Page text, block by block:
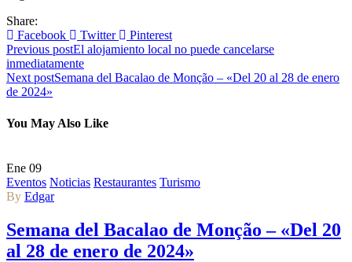
Share:
Facebook
Twitter Pinterest
Navegación
de
entradas
Previous postEl alojamiento local no puede cancelarse
inmediatamente
Next postSemana del Bacalao de Monção – «Del 20 al 28 de enero
de 2024»
You May Also Like
Ene 09
Eventos Noticias Restaurantes Turismo
By Edgar
Semana del Bacalao de Monção – «Del 20
al 28 de enero de 2024»